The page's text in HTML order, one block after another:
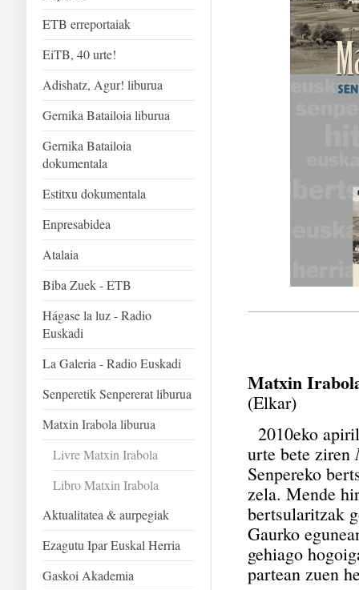
ETB erreportaiak
EiTB, 40 urte!
Adishatz, Agur! liburua
Gernika Batailoia liburua
Gernika Batailoia
dokumentala
Estitxu dokumentala
Enpresabidea
Atalaia
Biba Zuek - ETB
Hágase la luz - Radio
Euskadi
La Galeria - Radio Euskadi
Senperetik Senpererat liburua
Matxin Irabola liburua
Livre Matxin Irabola
Libro Matxin Irabola
Aktualitatea & aurpegiak
Ezagutu Ipar Euskal Herria
Gaskoi Akademia
Matxin
(Elkar)
2010eko
urte bete ziren
Senpereko
zela. Mende
bertsularitzak
Gaurko
gehiago
partean zuen